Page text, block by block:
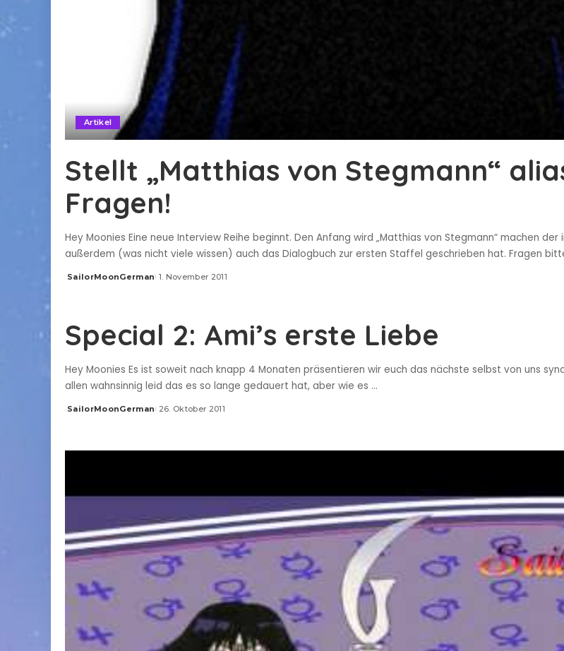
Artikel
Stellt „Matthias von Stegmann“
Fragen!
Hey Moonies Eine neue Interview Reihe beginnt. Den Anfang wird „Matthias von Stegmann“ machen
außerdem (was nicht viele wissen) auch das Dialogbuch zur ersten Staffel geschrieben hat. Fragen
Posted
SailorMoonGerman 1. November 2011
Special 2: Ami’s erste Liebe
Hey Moonies Es ist soweit nach knapp 4 Monaten präsentieren wir euch das nächste selbst von uns
allen wahnsinnig leid das es so lange gedauert hat, aber wie es ...
Posted
SailorMoonGerman 26. Oktober 2011